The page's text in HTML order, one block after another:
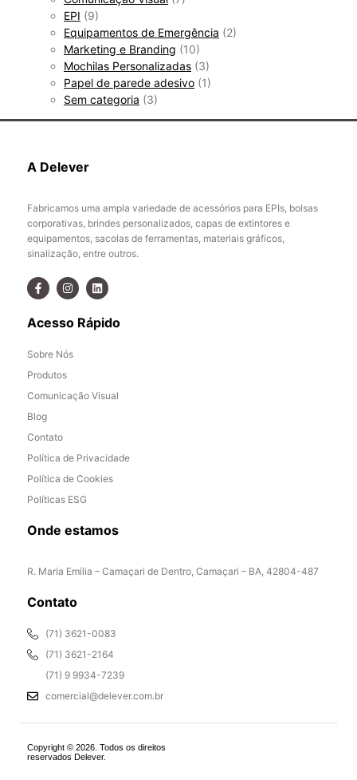
EPI (9)
Equipamentos de Emergência (2)
Marketing e Branding (10)
Mochilas Personalizadas (3)
Papel de parede adesivo (1)
Sem categoria (3)
A Delever
Fabricamos uma ampla variedade de acessórios para EPIs, bolsas
corporativas, brindes personalizados, capas de extintores e
equipamentos, sacolas de ferramentas, materiais gráficos,
sinalização, entre outros.
Acesso Rápido
Sobre Nós
Produtos
Comunicação Visual
Blog
Contato
Política de Privacidade
Política de Cookies
Políticas ESG
Onde estamos
R. Maria Emília – Camaçari de Dentro, Camaçari – BA, 42804-487
Contato
(71) 3621-0083
(71) 3621-2164
(71) 9 9934-7239
comercial@delever.com.br
Copyright © 2026. Todos os direitos
reservados Delever.